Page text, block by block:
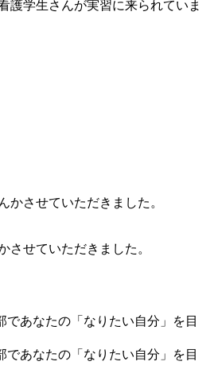
護学生さんが実習に来られていま
させていただきました。